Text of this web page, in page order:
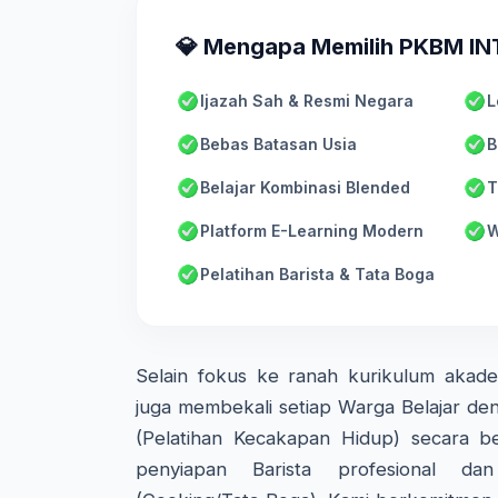
💎 Mengapa Memilih PKBM
Ijazah Sah & Resmi Negara
Bebas Batasan Usia
Belajar Kombinasi Blended
Platform E-Learning Modern
Pelatihan Barista & Tata Boga
Selain fokus ke ranah kurikulum
juga membekali setiap Warga Belajar
(Pelatihan Kecakapan Hidup) secara
penyiapan Barista profesional